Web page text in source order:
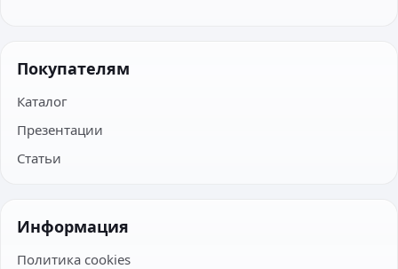
Покупателям
Каталог
Презентации
Статьи
Информация
Политика cookies